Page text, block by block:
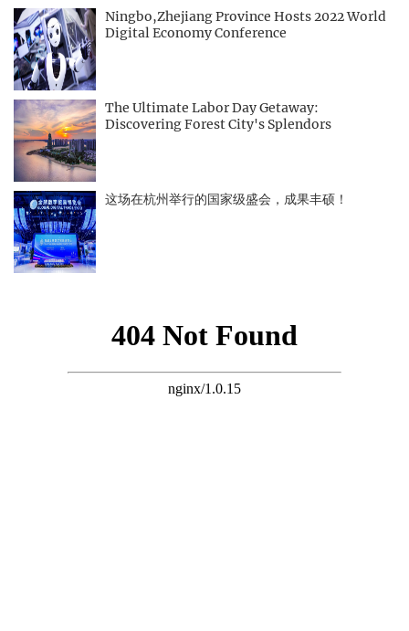
Ningbo,Zhejiang Province Hosts 2022 World
Digital Economy Conference
The Ultimate Labor Day Getaway:
Discovering Forest City's Splendors
这场在杭州举行的国家级盛会，成果丰硕！